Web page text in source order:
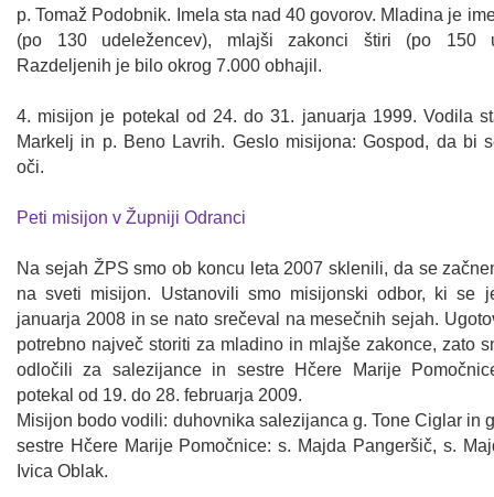
p. Tomaž Podobnik. Imela sta nad 40 govorov. Mladina je
(po 130 udeležencev), mlajši zakonci štiri (po 150
Razdeljenih je bilo okrog 7.000 obhajil.
4. misijon je potekal od 24. do 31. januarja 1999. Vodila
Markelj in p. Beno Lavrih. Geslo misijona: Gospod, da bi
oči.
Peti misijon v Župniji Odranci
Na sejah ŽPS smo ob koncu leta 2007 sklenili, da se
na sveti misijon. Ustanovili smo misijonski odbor, ki se
januarja 2008 in se nato srečeval na mesečnih sejah.
potrebno največ storiti za mladino in mlajše zakonce, zato
odločili za salezijance in sestre Hčere Marije
potekal od 19. do 28. februarja 2009.
Misijon bodo vodili: duhovnika salezijanca g. Tone Ciglar in
sestre Hčere Marije Pomočnice: s. Majda Pangeršič, s.
Ivica Oblak.